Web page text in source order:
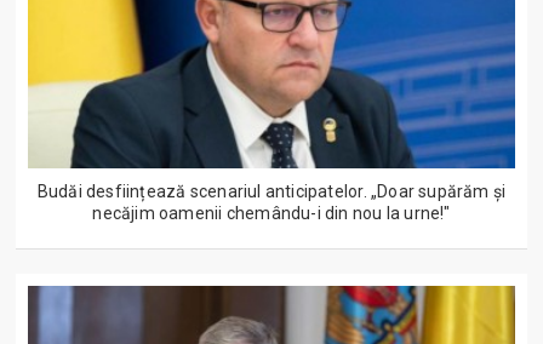
Budăi desființează scenariul anticipatelor. „Doar supărăm și
necăjim oamenii chemându-i din nou la urne!"